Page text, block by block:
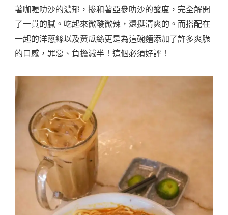
著咖喱叻沙的濃郁，掺和著亞參叻沙的酸度，完全解開
了一貫的膩。吃起來微酸微辣，還挺清爽的。而搭配在
一起的洋蔥絲以及黃瓜絲更是為這碗麵添加了許多爽脆
的口感，罪惡、負擔減半！這個必須好評！